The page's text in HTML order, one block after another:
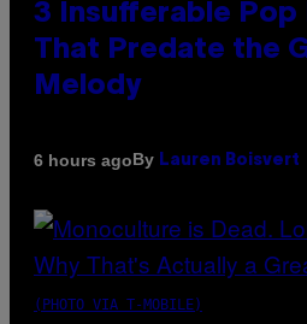
3 Insufferable Pop
That Predate the
Melody
6 hours agoBy Lauren Boisvert
(PHOTO VIA T-MOBILE)